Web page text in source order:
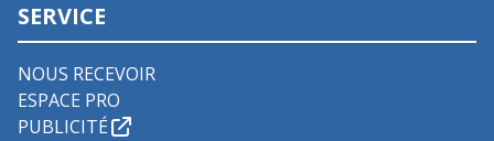
SERVICE
NOUS RECEVOIR
ESPACE PRO
PUBLICITÉ